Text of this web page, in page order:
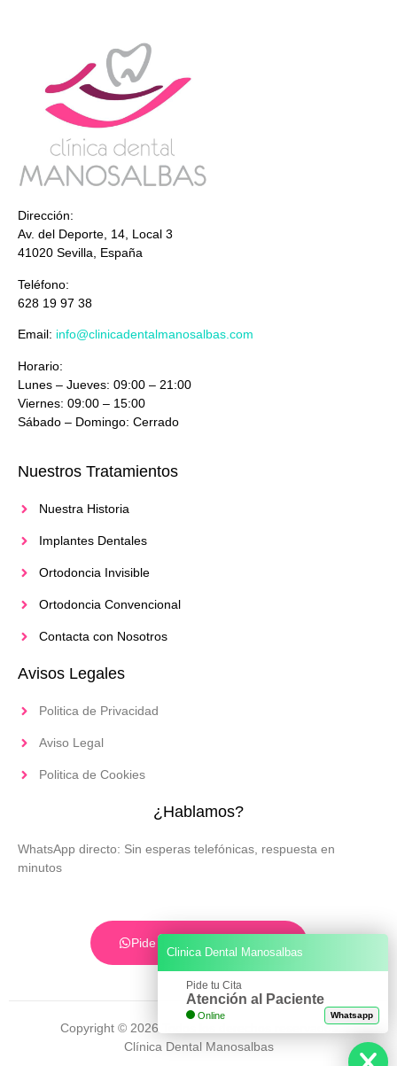
Dirección:
Av. del Deporte, 14, Local 3
41020 Sevilla, España
Teléfono:
628 19 97 38
Email: info@clinicadentalmanosalbas.com
Horario:
Lunes – Jueves: 09:00 – 21:00
Viernes: 09:00 – 15:00
Sábado – Domingo: Cerrado
Nuestros Tratamientos
Nuestra Historia
Implantes Dentales
Ortodoncia Invisible
Ortodoncia Convencional
Contacta con Nosotros
Avisos Legales
Politica de Privacidad
Aviso Legal
Politica de Cookies
¿Hablamos?
WhatsApp directo: Sin esperas telefónicas, respuesta en
minutos
Pide tu Cita por WhatsApp
Clínica Dental Manosalbas
Copyright © 2026 Todos los derechos reservados
Clinica Dental Manosalbas
Pide tu Cita
Atención al Paciente
Online Whatsapp